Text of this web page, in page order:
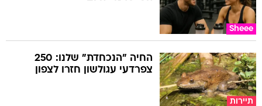
Sheee
תיירות
החיה "הנכחדת" שלנו: 250
צפרדעי עגולשון חזרו לצפון